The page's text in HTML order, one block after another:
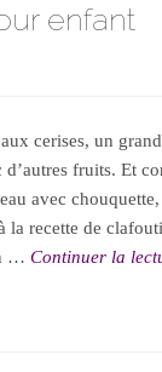
enfant
cerises, un
d’autres fruits. Et
avec
la recette de
…Continuer la